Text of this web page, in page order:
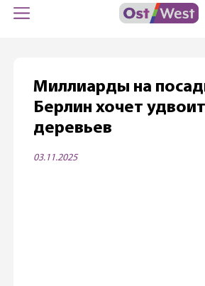
Миллиарды на
Берлин хочет
деревьев
03.11.2025